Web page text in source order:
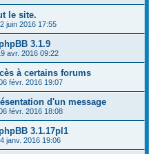
le site.
juin 2016 17:55
3.1.9
avr. 2016 09:22
à certains forums
févr. 2016 19:07
d'un message
févr. 2016 18:08
3.1.17pl1
janv. 2016 19:06